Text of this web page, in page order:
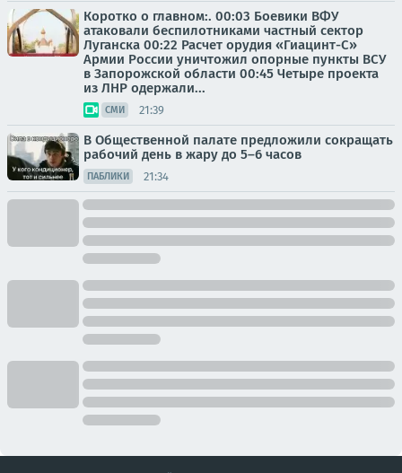
Коротко о главном:. 00:03 Боевики ВФУ
атаковали беспилотниками частный сектор
Луганска 00:22 Расчет орудия «Гиацинт-С»
Армии России уничтожил опорные пункты ВСУ
в Запорожской области 00:45 Четыре проекта
из ЛНР одержали...
СМИ 21:39
В Общественной палате предложили сокращать
рабочий день в жару до 5–6 часов
ПАБЛИКИ 21:34